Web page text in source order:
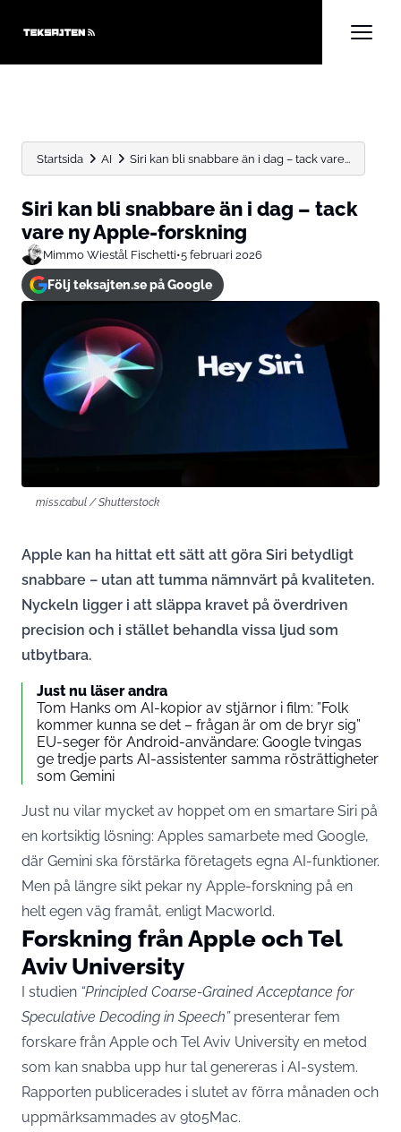
Startsida AI Siri kan bli snabbare än i dag – tack vare...
Siri kan bli snabbare än i dag – tack
vare ny Apple-forskning
Mimmo Wiestål Fischetti•5 februari 2026
Följ teksajten.se på Google
miss.cabul / Shutterstock
Apple kan ha hittat ett sätt att göra Siri betydligt
snabbare – utan att tumma nämnvärt på kvaliteten.
Nyckeln ligger i att släppa kravet på överdriven
precision och i stället behandla vissa ljud som
utbytbara.
Just nu läser andra
Tom Hanks om AI-kopior av stjärnor i film: ”Folk
kommer kunna se det – frågan är om de bryr sig”
EU-seger för Android-användare: Google tvingas
ge tredje parts AI-assistenter samma rösträttigheter
som Gemini
Just nu vilar mycket av hoppet om en smartare Siri på
en kortsiktig lösning: Apples samarbete med Google,
där Gemini ska förstärka företagets egna AI-funktioner.
Men på längre sikt pekar ny Apple-forskning på en
helt egen väg framåt, enligt Macworld.
Forskning från Apple och Tel
Aviv University
I studien “Principled Coarse-Grained Acceptance for
Speculative Decoding in Speech”presenterar fem
forskare från Apple och Tel Aviv University en metod
som kan snabba upp hur tal genereras i AI-system.
Rapporten publicerades i slutet av förra månaden och
uppmärksammades av 9to5Mac.